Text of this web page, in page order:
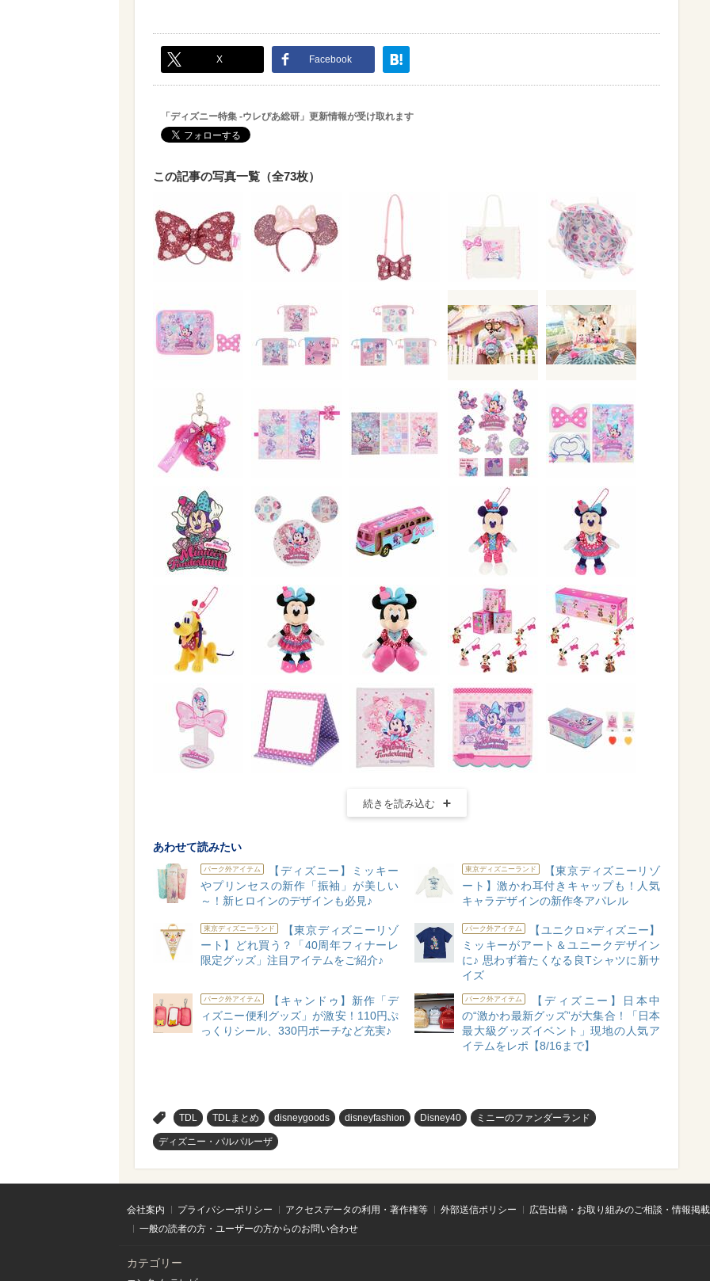
X Facebook
「ディズニー特集 -ウレぴあ総研」更新情報が受け取れます
この記事の写真一覧（全73枚）
続きを読み込む
あわせて読みたい
パーク外アイテム
【ディズニー】ミッキー
やプリンセスの新作「振袖」が美しい
～！新ヒロインのデザインも必見♪
東京ディズニーランド
【東京ディズニーリゾ
ート】激かわ耳付きキャップも！人気
キャラデザインの新作冬アパレル
東京ディズニーランド
【東京ディズニーリゾ
ート】どれ買う？「40周年フィナーレ
限定グッズ」注目アイテムをご紹介♪
パーク外アイテム
【ユニクロ×ディズニー】
ミッキーがアート＆ユニークデザイン
に♪ 思わず着たくなる良Tシャツに新サ
イズ
パーク外アイテム
【キャンドゥ】新作「デ
ィズニー便利グッズ」が激安！110円ぷ
っくりシール、330円ポーチなど充実♪
パーク外アイテム
【ディズニー】日本中
の“激かわ最新グッズ”が大集合！「日本
最大級グッズイベント」現地の人気ア
イテムをレポ【8/16まで】
TDL TDLまとめ disneygoods disneyfashion Disney40 ミニーのファンダーランド
ディズニー・パルパルーザ
会社案内 プライバシーポリシー アクセスデータの利用・著作権等 外部送信ポリシー
広告出稿・お取り組みのご相談・情報掲
一般の読者の方・ユーザーの方からのお問い合わせ
カテゴリー